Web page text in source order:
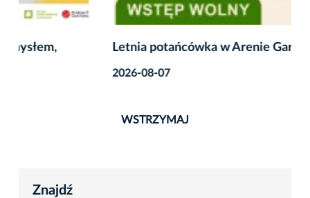
Letnia potańcówka w Arenie Garden
WSTRZYMAJ
Znajdź